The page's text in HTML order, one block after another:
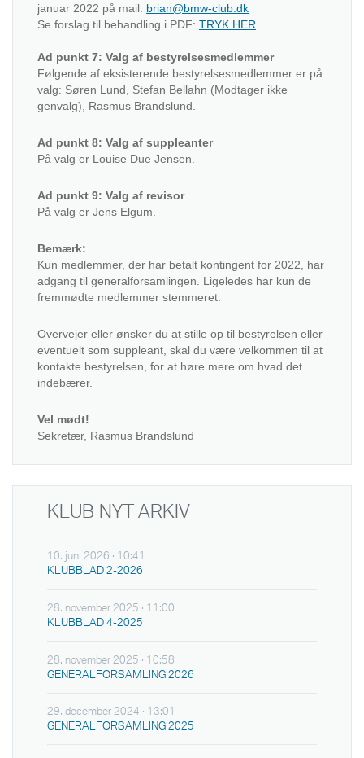
januar 2022 på mail: brian@bmw-club.dk
Se forslag til behandling i PDF: TRYK HER
Ad punkt 7: Valg af bestyrelsesmedlemmer
Følgende af eksisterende bestyrelsesmedlemmer er på
valg: Søren Lund, Stefan Bellahn (Modtager ikke
genvalg), Rasmus Brandslund.
Ad punkt 8: Valg af suppleanter
På valg er Louise Due Jensen.
Ad punkt 9: Valg af revisor
På valg er Jens Elgum.
Bemærk:
Kun medlemmer, der har betalt kontingent for 2022, har
adgang til generalforsamlingen. Ligeledes har kun de
fremmødte medlemmer stemmeret.
Overvejer eller ønsker du at stille op til bestyrelsen eller
eventuelt som suppleant, skal du være velkommen til at
kontakte bestyrelsen, for at høre mere om hvad det
indebærer.
Vel mødt!
Sekretær, Rasmus Brandslund
KLUB NYT ARKIV
10. juni 2026 · 10:41
KLUBBLAD 2-2026
28. november 2025 · 11:00
KLUBBLAD 4-2025
28. november 2025 · 10:58
GENERALFORSAMLING 2026
29. december 2024 · 13:01
GENERALFORSAMLING 2025